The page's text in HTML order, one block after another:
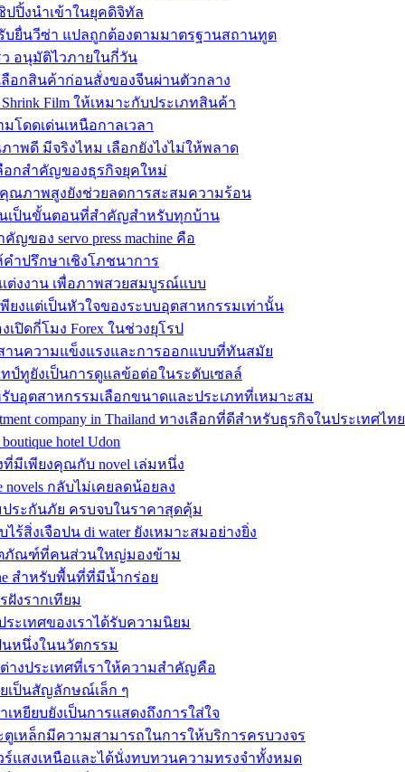
ปิ้งนำเข้าในยุคดิจิทัล
บยื่นวีซ่า แปลถูกต้องตามมาตรฐานสถานทูต
ว อนุมัติไวภายในกี่วัน
อกสินค้าก่อนสั่งของจีนผ่านตัวกลาง
Shrink Film ให้เหมาะกับประเภทสินค้า
โดดเด่นเหนือกาลเวลา
พดี มีจริงไหม เลือกยังไงไม่ให้พลาด
อกสำคัญของธุรกิจยุคใหม่
ณภาพสูงยังช่วยลดการสะสมความร้อน
เป็นขั้นตอนที่สำคัญสำหรับทุกบ้าน
ญของ servo press machine คือ
ห้คำปรึกษาเชิงโภชนาการ
ต่งงาน เพื่อภาพสวยสมบูรณ์แบบ
เพียงแต่เป็นหัวใจของระบบอุตสาหกรรมเท่านั้น
เปิดกี่โมง Forex ในช่วงยุโรป
านความแข็งแรงและการออกแบบที่ทันสมัย
ป์ทูยังเป็นการดูแลข้อต่อในระดับเซลล์
บอุตสาหกรรมเลือกขนาดและประเภทที่เหมาะสม
company in Thailand ทางเลือกที่ดีสำหรับธุรกิจในประเทศไทย
hotel Udon
มีเพียงคุณกับ novel เล่มหนึ่ง
novels กลับไม่เคยลดน้อยลง
ระกันภัย ครบจบในราคาสุดคุ้ม
ร้สิ่งเจือปน di water ยังเหมาะสมอย่างยิ่ง
ภัณฑ์ที่คนส่วนใหญ่มองข้าม
สำหรับพื้นที่ที่มีน้ำกร่อย
งรากเทียม
ะเทศของเราได้รับความนิยม
หนึ่งในนวัตกรรม
างประเทศที่เราให้ความสำคัญคือ
ยเป็นสัญลักษณ์เล็ก ๆ
เหยียบยังเป็นการแสดงถึงการใส่ใจ
ตูเหล็กมีความสามารถในการให้บริการครบวงจร
แสงเหนือและได้นั่งทบทวนความทรงจำทั้งหมด